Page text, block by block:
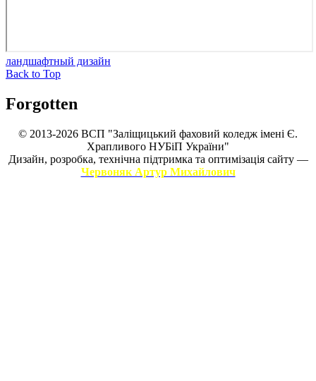
ландшафтный дизайн
Back to Top
Forgotten
© 2013-2026 ВСП "Заліщицький фаховий коледж імені Є.
Храпливого НУБіП України"
Дизайн, розробка, технічна підтримка та оптимізація сайту —
Червоняк Артур Михайлович